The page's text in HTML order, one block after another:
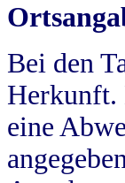
Bei den
Herkunft.
eine